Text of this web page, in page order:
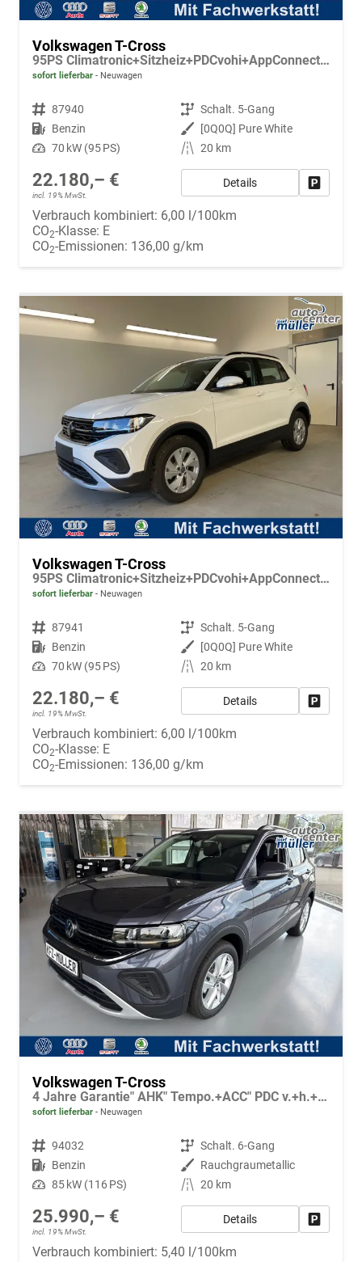
Volkswagen T-Cross
95PS Climatronic+Sitzheiz+PDCvohi+AppConnect+Side+TravelAssist+ACC
sofort lieferbar Neuwagen
Fahrzeugnr. 87940 Getriebe Schalt. 5-Gang
Kraftstoff Benzin Außenfarbe [0Q0Q] Pure White
Leistung 70 kW (95 PS) Kilometerstand 20 km
22.180,– €
incl. 19% MwSt.
Details
Verbrauch kombiniert: 6,00 l/100km
CO2-Klasse: E
CO2-Emissionen: 136,00 g/km
Volkswagen T-Cross
95PS Climatronic+Sitzheiz+PDCvohi+AppConnect+Side+TravelAssist+ACC
sofort lieferbar Neuwagen
Fahrzeugnr. 87941 Getriebe Schalt. 5-Gang
Kraftstoff Benzin Außenfarbe [0Q0Q] Pure White
Leistung 70 kW (95 PS) Kilometerstand 20 km
22.180,– €
incl. 19% MwSt.
Details
Verbrauch kombiniert: 6,00 l/100km
CO2-Klasse: E
CO2-Emissionen: 136,00 g/km
Volkswagen T-Cross
4 Jahre Garantie" AHK" Tempo.+ACC" PDC v.+h.+Kamera" LED" Alu17"
sofort lieferbar Neuwagen
Fahrzeugnr. 94032 Getriebe Schalt. 6-Gang
Kraftstoff Benzin Außenfarbe Rauchgraumetallic
Leistung 85 kW (116 PS) Kilometerstand 20 km
25.990,– €
incl. 19% MwSt.
Details
Verbrauch kombiniert: 5,40 l/100km